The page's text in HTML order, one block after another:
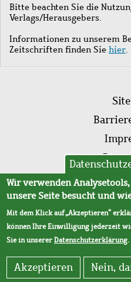
Bitte beachten Sie die
Verlags/Herausgebers.
Informationen zu unserem
Zeitschriften finden Sie hier.
Wir verwenden
unsere Seite besucht und
Mit dem Klick auf „Akzeptieren“
können Ihre Einwilligung jederzeit
Sie in unsererDatenschutzerklärung.
Akzeptieren Nein,